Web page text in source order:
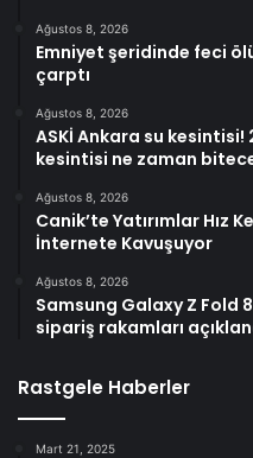
Ağustos 8, 2026
Emniyet şeridinde feci
çarptı
Ağustos 8, 2026
ASKİ Ankara su
kesintisi ne zaman
Ağustos 8, 2026
Canik’te Yatırımlar Hız
İnternete Kavuşuyor
Ağustos 8, 2026
Samsung Galaxy Z Fold
sipariş rakamları
Rastgele Haberler
Mart 21, 2025